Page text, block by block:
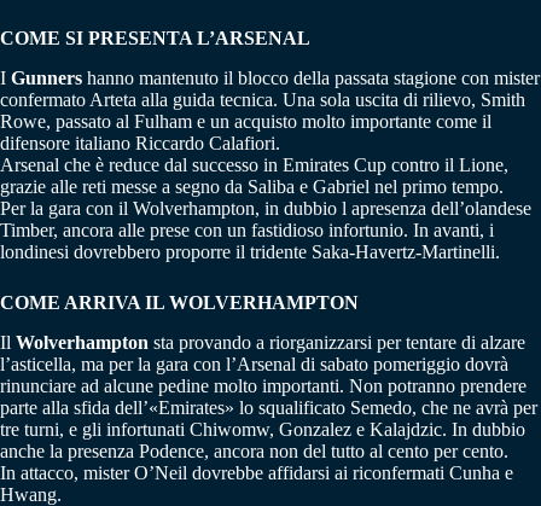
COME SI PRESENTA L’ARSENAL
I Gunners hanno mantenuto il blocco della passata stagione con mister
confermato Arteta alla guida tecnica. Una sola uscita di rilievo, Smith
Rowe, passato al Fulham e un acquisto molto importante come il
difensore italiano Riccardo Calafiori.
Arsenal che è reduce dal successo in Emirates Cup contro il Lione,
grazie alle reti messe a segno da Saliba e Gabriel nel primo tempo.
Per la gara con il Wolverhampton, in dubbio l apresenza dell’olandese
Timber, ancora alle prese con un fastidioso infortunio. In avanti, i
londinesi dovrebbero proporre il tridente Saka-Havertz-Martinelli.
COME ARRIVA IL WOLVERHAMPTON
Il Wolverhampton sta provando a riorganizzarsi per tentare di alzare
l’asticella, ma per la gara con l’Arsenal di sabato pomeriggio dovrà
rinunciare ad alcune pedine molto importanti. Non potranno prendere
parte alla sfida dell’«Emirates» lo squalificato Semedo, che ne avrà per
tre turni, e gli infortunati Chiwomw, Gonzalez e Kalajdzic. In dubbio
anche la presenza Podence, ancora non del tutto al cento per cento.
In attacco, mister O’Neil dovrebbe affidarsi ai riconfermati Cunha e
Hwang.